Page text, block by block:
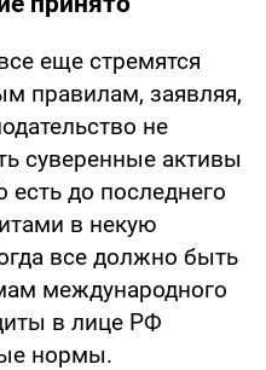
еще стремятся
правилам, заявляя,
не
суверенные активы
до последнего
в некую
все должно быть
международного
в лице РФ
нормы.